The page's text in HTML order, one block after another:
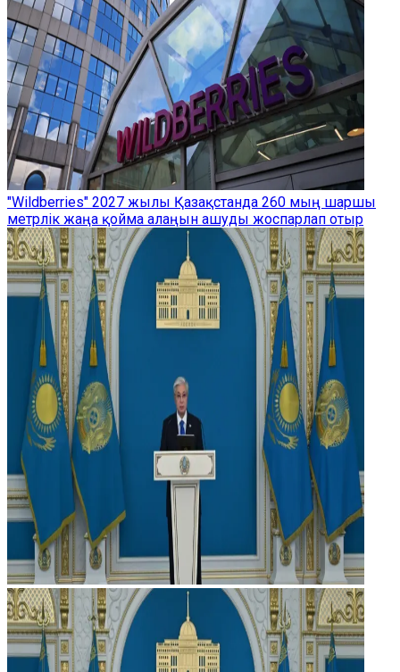
"Wildberries" 2027 жылы Қазақстанда 260 мың шаршы
метрлік жаңа қойма алаңын ашуды жоспарлап отыр